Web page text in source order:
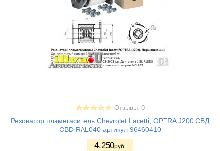
Отзывы: 0
Резонатор пламегаситель Chevrolet Lacetti, OPTRA J200 СВД
CBD RAL040 артикул 96460410
4.250руб.